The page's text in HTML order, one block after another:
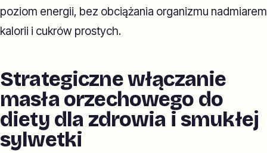
poziom energii, bez obciążania organizmu nadmiarem
kalorii i cukrów prostych.
Strategiczne włączanie
masła orzechowego do
diety dla zdrowia i smukłej
sylwetki